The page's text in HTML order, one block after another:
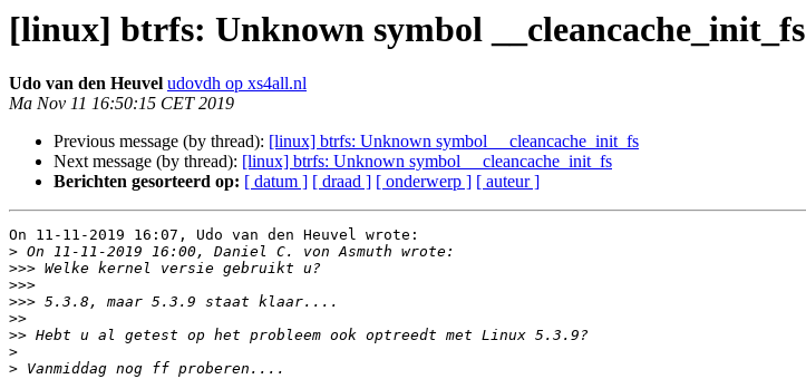
[linux] btrfs: Unknown symbol __cleancache_init_fs
Udo van den Heuvel udovdh op xs4all.nl
Ma Nov 11 16:50:15 CET 2019
Previous message (by thread): [linux] btrfs: Unknown symbol __cleancache_init_fs
Next message (by thread): [linux] btrfs: Unknown symbol __cleancache_init_fs
Berichten gesorteerd op: [ datum ] [ draad ] [ onderwerp ] [ auteur ]
On 11-11-2019 16:07, Udo van den Heuvel wrote:
>
>>>
>>>
>>>
>>
>>
>
>